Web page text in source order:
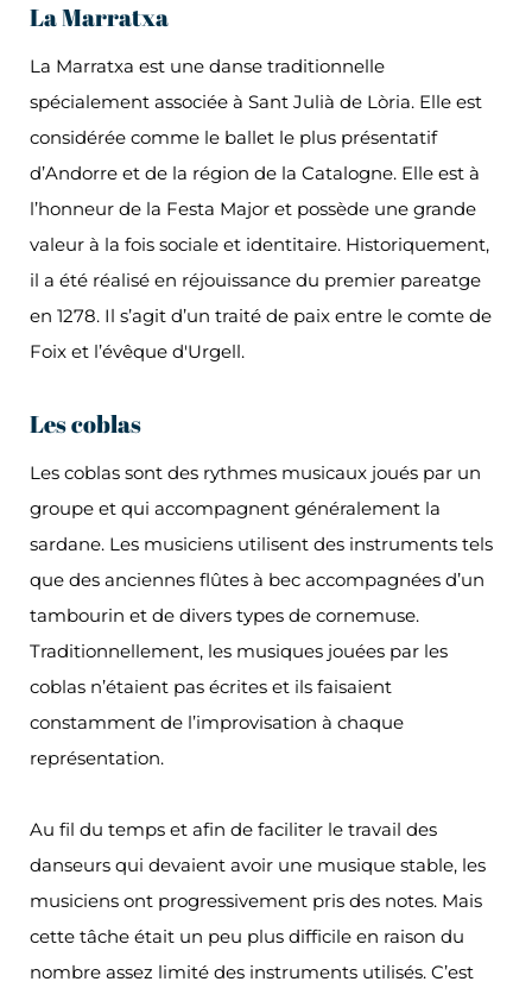
La Marratxa
La Marratxa est une danse traditionnelle
spécialement associée à Sant Julià de Lòria. Elle est
considérée comme le ballet le plus présentatif
d’Andorre et de la région de la Catalogne. Elle est à
l’honneur de la Festa Major et possède une grande
valeur à la fois sociale et identitaire. Historiquement,
il a été réalisé en réjouissance du premier pareatge
en 1278. Il s’agit d’un traité de paix entre le comte de
Foix et l’évêque d'Urgell.
Les coblas
Les coblas sont des rythmes musicaux joués par un
groupe et qui accompagnent généralement la
sardane. Les musiciens utilisent des instruments tels
que des anciennes flûtes à bec accompagnées d’un
tambourin et de divers types de cornemuse.
Traditionnellement, les musiques jouées par les
coblas n’étaient pas écrites et ils faisaient
constamment de l’improvisation à chaque
représentation.
Au fil du temps et afin de faciliter le travail des
danseurs qui devaient avoir une musique stable, les
musiciens ont progressivement pris des notes. Mais
cette tâche était un peu plus difficile en raison du
nombre assez limité des instruments utilisés. C’est